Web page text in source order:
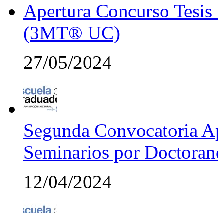
Apertura Concurso
(3MT® UC)
27/05/2024
Segunda Convocatoria
Seminarios por
12/04/2024